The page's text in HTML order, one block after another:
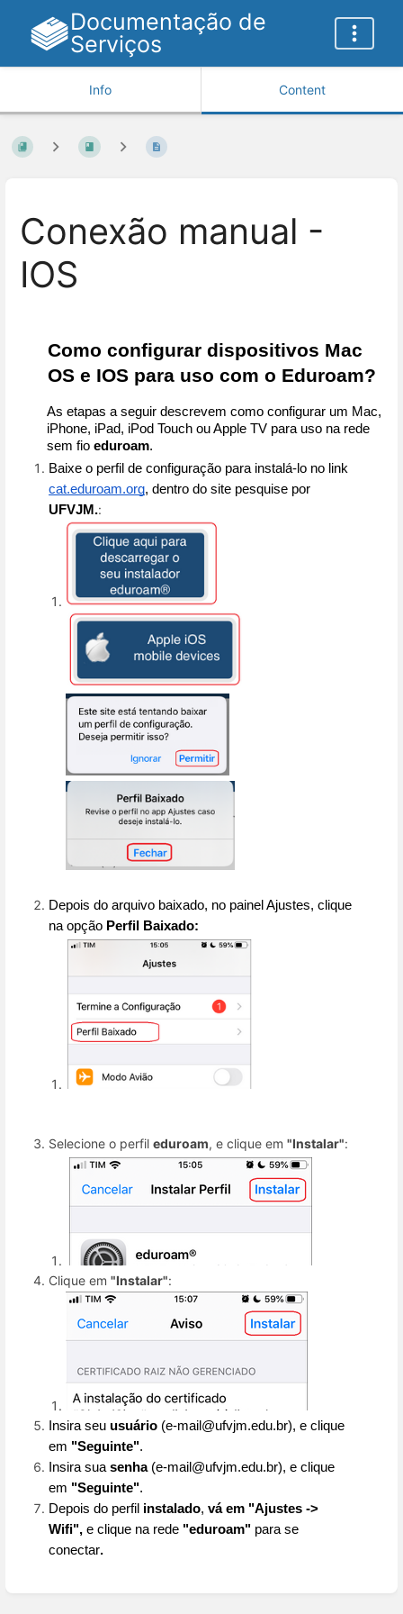
Documentação de
Serviços
Info Content
Conexão manual -
IOS
Como configurar dispositivos Mac
OS e IOS para uso com o Eduroam?
As etapas a seguir descrevem como configurar um Mac,
iPhone, iPad, iPod Touch ou Apple TV para uso na rede
sem fio eduroam.
cat.eduroam.org
UFVJM.:
Depois do arquivo baixado, no painel Ajustes, clique
na opção Perfil Baixado:
Selecione o perfil eduroam, e clique em "Instalar":
Clique em "Instalar":
Insira seu usuário (e-mail@ufvjm.edu.br), e clique
em "Seguinte".
Insira sua senha (e-mail@ufvjm.edu.br), e clique
em "Seguinte".
Depois do perfil instalado, vá em "Ajustes ->
Wifi", e clique na rede "eduroam" para se
conectar.